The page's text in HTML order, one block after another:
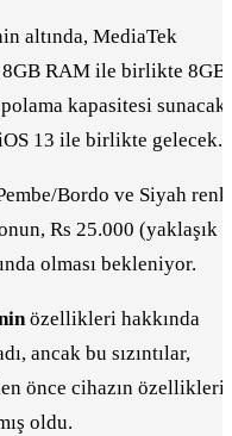
altında, MediaTek
RAM ile birlikte 8GB
kapasitesi sunacak.
13 ile birlikte gelecek.
Bordo ve Siyah renk
Rs 25.000 (yaklaşık
olması bekleniyor.
özellikleri hakkında
ancak bu sızıntılar,
önce cihazın özellikleri
oldu.